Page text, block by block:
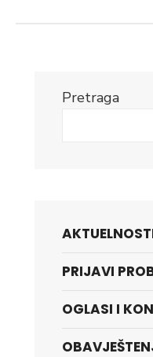
Pretraga
PRIJAVI
OGLASI I